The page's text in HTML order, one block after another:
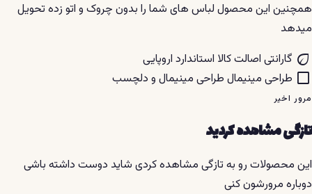
همچنین این محصول لباس های شما را بدون چروک و اتو زده تحویل
میدهد
eco گارانتی اصالت کالا استاندارد اروپایی
crop_square طراحی مینیمال طراحی مینیمال و دلچسب
مرور اخیر
تازگی مشاهده کردید
این محصولات رو به تازگی مشاهده کردی شاید دوست داشته باشی
دوباره مرورشون کنی